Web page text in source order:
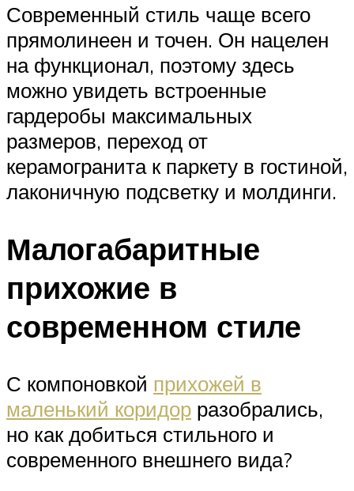
Современный стиль чаще всего
прямолинеен и точен. Он нацелен
на функционал, поэтому здесь
можно увидеть встроенные
гардеробы максимальных
размеров, переход от
керамогранита к паркету в гостиной,
лаконичную подсветку и молдинги.
Малогабаритные
прихожие в
современном стиле
С компоновкой прихожей в
маленький коридор разобрались,
но как добиться стильного и
современного внешнего вида?